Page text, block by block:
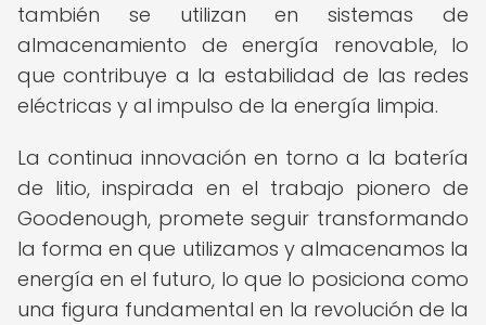
también se utilizan en sistemas de
almacenamiento de energía renovable, lo
que contribuye a la estabilidad de las redes
eléctricas y al impulso de la energía limpia.
La continua innovación en torno a la batería
de litio, inspirada en el trabajo pionero de
Goodenough, promete seguir transformando
la forma en que utilizamos y almacenamos la
energía en el futuro, lo que lo posiciona como
una figura fundamental en la revolución de la